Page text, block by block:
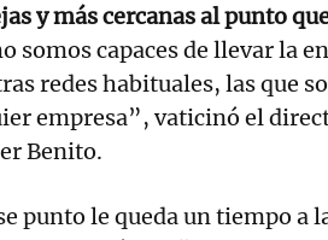
y más cercanas al punto
somos capaces de llevar la
redes habituales, las que
empresa”, vaticinó el
Benito.
punto le queda un tiempo a